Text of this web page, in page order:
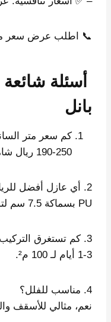
📞 اطلب عرض سعر مجاني:
أسئلة
بانل
كم سعر متر
190-250 ريال شامل التوريد والتركيب.
2. أي عازل أفضل للرياض؟
PU بسماكة 7.5 سم لتوفير الطاقة.
3. كم تستغرق التركيب؟
1-3 أيام لـ 100 م².
4. مناسب للفلل؟
نعم، مثالي للأسقف